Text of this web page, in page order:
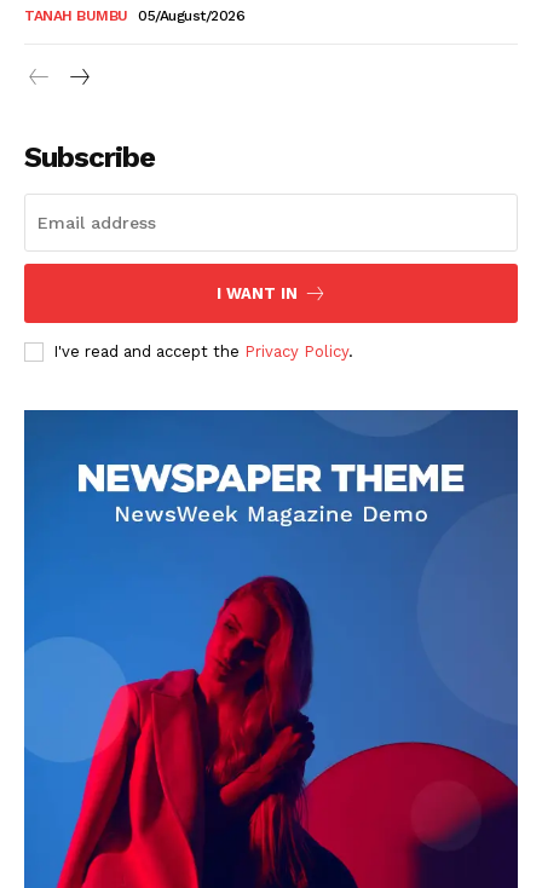
TANAH BUMBU 05/August/2026
Subscribe
I WANT IN
I've read and accept the Privacy Policy.